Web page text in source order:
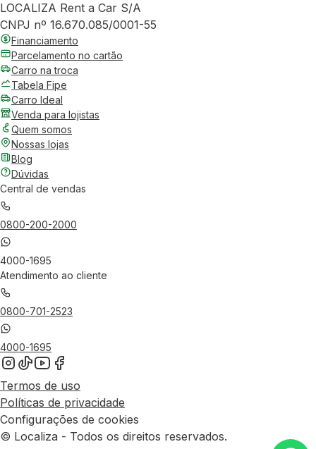
LOCALIZA Rent a Car S/A
CNPJ nº 16.670.085/0001-55
Financiamento
Parcelamento no cartão
Carro na troca
Tabela Fipe
Carro Ideal
Venda para lojistas
Quem somos
Nossas lojas
Blog
Dúvidas
Central de vendas
0800-200-2000
4000-1695
Atendimento ao cliente
0800-701-2523
4000-1695
Termos de uso
Políticas de privacidade
Configurações de cookies
© Localiza - Todos os direitos reservados.